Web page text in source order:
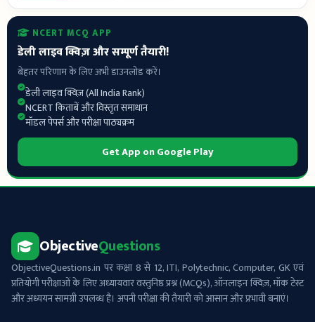
NCERT MCQ APP
डेली लाइव क्विज़ और सम्पूर्ण तैयारी!
बेहतर परिणाम के लिए अभी डाउनलोड करें।
डेली लाइव क्विज़ (All India Rank)
NCERT किताबें और विस्तृत समाधान
मॉडल पेपर्स और परीक्षा पाठ्यक्रम
Get App on Google Play
ObjectiveQuestions
ObjectiveQuestions.in पर कक्षा 8 से 12, ITI, Polytechnic, Computer, GK एवं
प्रतियोगी परीक्षाओं के लिए अध्यायवार वस्तुनिष्ठ प्रश्न (MCQs), ऑनलाइन क्विज़, मॉक टेस्ट
और अध्ययन सामग्री उपलब्ध है। अपनी परीक्षा की तैयारी को आसान और प्रभावी बनाएं।